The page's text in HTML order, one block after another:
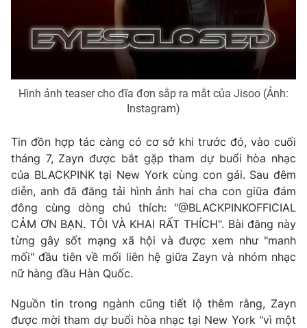
Đài Truyền hình Việt Nam
Giấy phép hoạt động báo in và báo điện tử số 483/GP-BTTTT
cấp ngày 29/12/2023
Tổng Biên tập:Vũ Thanh Thủy
Phó Tổng Biên tập:
Nguyễn Thị Mỹ Hạnh, Phạm Quốc Thắng,
Nguyễn Trọng Ninh
Tổng đài VTV:024.38 355 931 - 024.38 355 932
Ðiện thoại Thời báo VTV: 024.66 897 897
Email:toasoan@vtv.vn
Hình ảnh teaser cho đĩa đơn sắp ra mắt của Jisoo (Ảnh:
Instagram)
Tin đồn hợp tác càng có cơ sở khi trước đó, vào cuối
tháng 7, Zayn được bắt gặp tham dự buổi hòa nhạc
của BLACKPINK tại New York cùng con gái. Sau đêm
diễn, anh đã đăng tải hình ảnh hai cha con giữa đám
đông cùng dòng chú thích: "@BLACKPINKOFFICIAL
CẢM ƠN BẠN. TÔI VÀ KHAI RẤT THÍCH". Bài đăng này
từng gây sốt mạng xã hội và được xem như "manh
mối" đầu tiên về mối liên hệ giữa Zayn và nhóm nhạc
nữ hàng đầu Hàn Quốc.
Nguồn tin trong ngành cũng tiết lộ thêm rằng, Zayn
được mời tham dự buổi hòa nhạc tại New York "vì một